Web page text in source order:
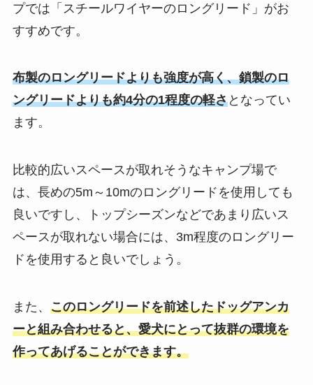
プでは「スチールワイヤーのロングリード」がお
すすめです。
布製のロングリードよりも強度が高く、鎖製のロ
ングリードよりも約4分の1程度の軽さとなってい
ます。
比較的広いスペースが取れそうなキャンプ場で
は、長めの5m～10mのロングリードを使用しても
良いですし、トップシーズンなどであまり広いス
ペースが取れない場合には、3m程度のロングリー
ドを使用すると良いでしょう。
また、 このロングリードを前述したドッグアンカ
ーと組み合わせると、愛犬にとって抜群の環境を
作ってあげることができます。